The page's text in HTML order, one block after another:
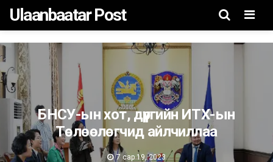
Menu
Ulaanbaatar Post
БНСУ-ын хот, дүүргийн ИТХ-ын
Төлөөлөгчид айлчиллаа
7 сар 19, 2023